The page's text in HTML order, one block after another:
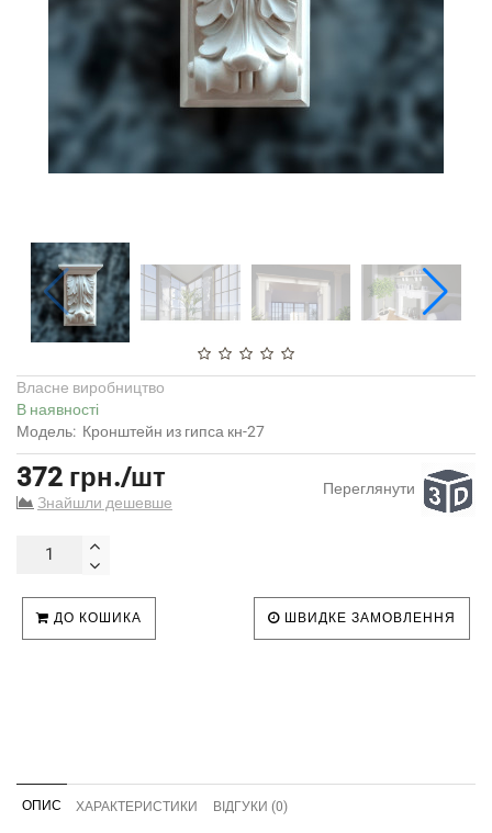
Власне виробництво
В наявності
Модель: Кронштейн из гипса кн-27
372 грн./шт
Знайшли дешевше
Переглянути
ДО КОШИКА ШВИДКЕ ЗАМОВЛЕННЯ
ОПИС ХАРАКТЕРИСТИКИ ВІДГУКИ (0)